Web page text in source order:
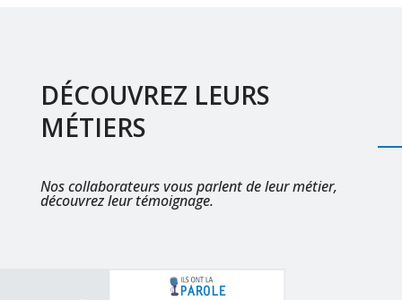
DÉCOUVREZ LEURS
MÉTIERS
Nos collaborateurs vous parlent de leur métier,
découvrez leur témoignage.